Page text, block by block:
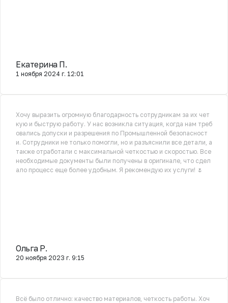
Екатерина П.
1 ноября 2024 г. 12:01
Хочу выразить огромную благодарность сотрудникам за их чет
кую и быструю работу. У нас возникла ситуация, когда нам треб
овались допуски и разрешения по Промышленной безопасност
и. Сотрудники не только помогли, но и разъяснили все детали, а
также отработали с максимальной четкостью и скоростью. Все
необходимые документы были получены в оригинале, что сдел
ало процесс еще более удобным. Я рекомендую их услуги! 🌷
Ольга Р.
20 ноября 2023 г. 9:15
Всё было отлично: качество материалов, четкость работы. Хоч